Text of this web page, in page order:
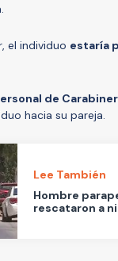
el individuo estaría
de
hacia su pareja.
Lee También
Hombre
rescataron a